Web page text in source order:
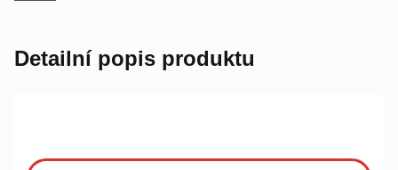
Detailní popis produktu